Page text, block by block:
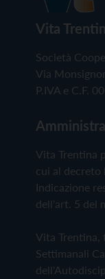
Vita
Società
Via
P.IVA e C.F.
Vita Trentina
cui al decreto
Indicazione
dell'art. 5 del
Vita Trentina,
Settimanali